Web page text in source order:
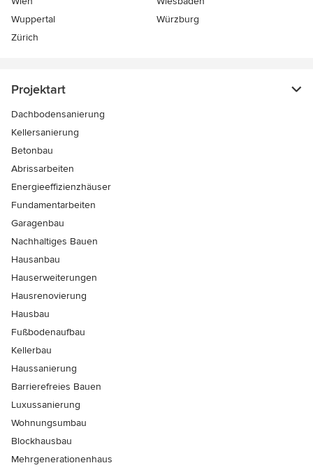
Wuppertal
Würzburg
Zürich
Projektart
Dachbodensanierung
Kellersanierung
Betonbau
Abrissarbeiten
Energieeffizienzhäuser
Fundamentarbeiten
Garagenbau
Nachhaltiges Bauen
Hausanbau
Hauserweiterungen
Hausrenovierung
Hausbau
Fußbodenaufbau
Kellerbau
Haussanierung
Barrierefreies Bauen
Luxussanierung
Wohnungsumbau
Blockhausbau
Mehrgenerationenhaus